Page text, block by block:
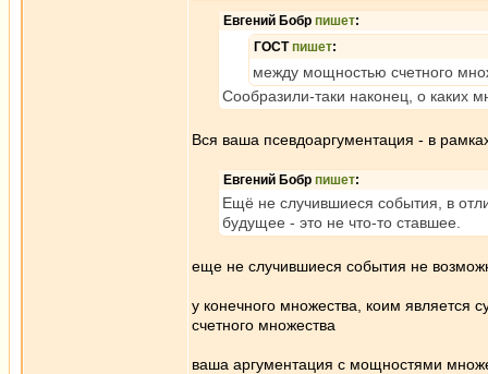
Евгений Бобр пишет:
ГОСТпишет:
между мощностью счетного
Сообразили-таки наконец, о каких
Вся ваша псевдоаргументация - в
Евгений Бобр пишет:
Ещё не случившиеся события, в
будущее - это не что-то ставшее.
еще не случившиеся события не
у конечного множества, коим является
счетного множества
ваша аргументация с мощностями